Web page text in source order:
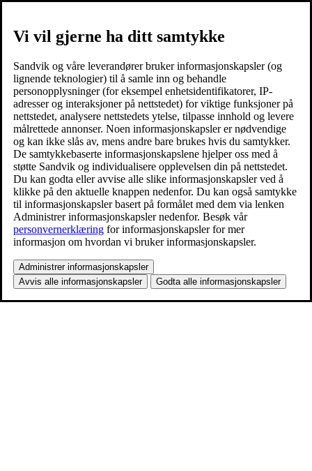
Vi vil gjerne ha ditt samtykke
Sandvik og våre leverandører bruker informasjonskapsler (og
lignende teknologier) til å samle inn og behandle
personopplysninger (for eksempel enhetsidentifikatorer, IP-
adresser og interaksjoner på nettstedet) for viktige funksjoner på
nettstedet, analysere nettstedets ytelse, tilpasse innhold og levere
målrettede annonser. Noen informasjonskapsler er nødvendige
og kan ikke slås av, mens andre bare brukes hvis du samtykker.
De samtykkebaserte informasjonskapslene hjelper oss med å
støtte Sandvik og individualisere opplevelsen din på nettstedet.
Du kan godta eller avvise alle slike informasjonskapsler ved å
klikke på den aktuelle knappen nedenfor. Du kan også samtykke
til informasjonskapsler basert på formålet med dem via lenken
Administrer informasjonskapsler nedenfor. Besøk vår
personvernerklæring for informasjonskapsler for mer
informasjon om hvordan vi bruker informasjonskapsler.
Administrer informasjonskapsler
Avvis alle informasjonskapsler
Godta alle informasjonskapsler